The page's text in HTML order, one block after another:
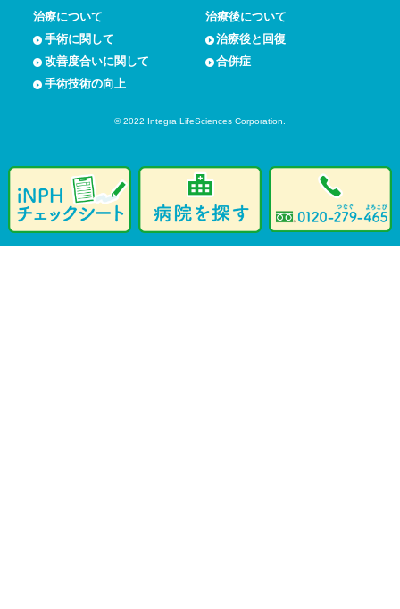
治療について
手術に関して
改善度合いに関して
手術技術の向上
治療後について
治療後と回復
合併症
© 2022 Integra LifeSciences Corporation.